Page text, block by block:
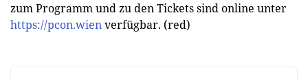
zum Programm und zu den Tickets sind online unter
https://pcon.wienverfügbar. (red)